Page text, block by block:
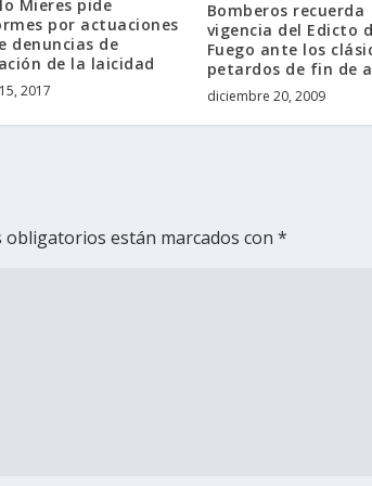
Mieres pide
por actuaciones
denuncias de
de la laicidad
2017
Bomberos recuerda
vigencia del Edicto
Fuego ante los
petardos de fin de
diciembre 20, 2009
obligatorios están marcados con*